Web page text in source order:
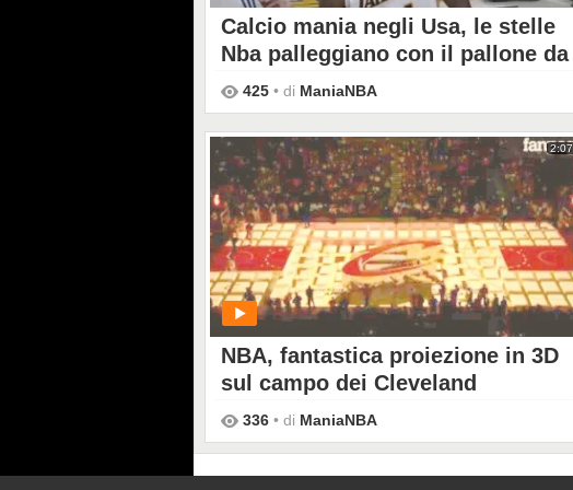
Calcio mania negli Usa, le stelle
Nba palleggiano con il pallone da
basket
425 • di ManiaNBA
2:07
NBA, fantastica proiezione in 3D
sul campo dei Cleveland
PLAY
336 • di ManiaNBA